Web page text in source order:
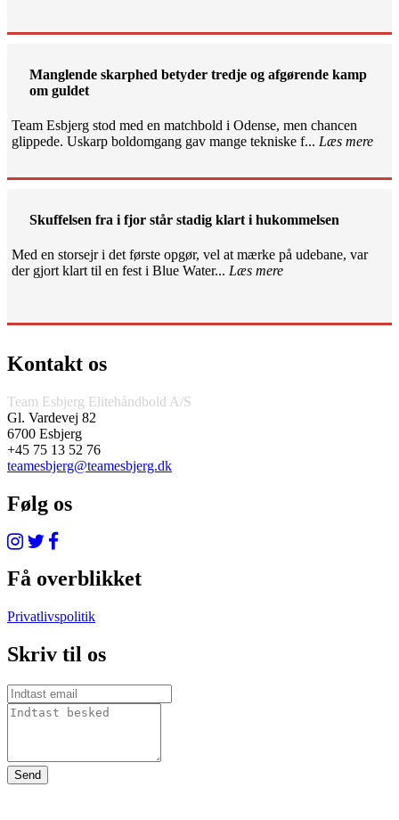
Manglende skarphed betyder tredje og afgørende kamp
om guldet
Team Esbjerg stod med en matchbold i Odense, men chancen
glippede. Uskarp boldomgang gav mange tekniske f... Læs mere
Skuffelsen fra i fjor står stadig klart i hukommelsen
Med en storsejr i det første opgør, vel at mærke på udebane, var
der gjort klart til en fest i Blue Water... Læs mere
Kontakt os
Team Esbjerg Elitehåndbold A/S
Gl. Vardevej 82
6700 Esbjerg
+45 75 13 52 76
teamesbjerg@teamesbjerg.dk
Følg os
Få overblikket
Privatlivspolitik
Skriv til os